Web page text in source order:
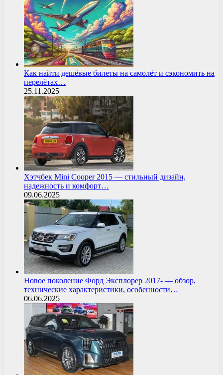
Как найти дешёвые билеты на самолёт и сэкономить на
перелётах…
25.11.2025
Хэтчбек Mini Cooper 2015 — стильный дизайн,
надежность и комфорт…
09.06.2025
Новое поколение Форд Эксплорер 2017- — обзор,
технические характеристики, особенности…
06.06.2025